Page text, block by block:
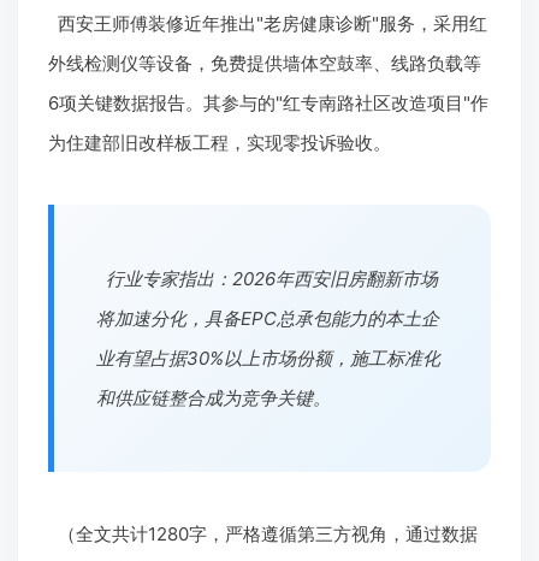
西安王师傅装修近年推出"老房健康诊断"服务，采用红
外线检测仪等设备，免费提供墙体空鼓率、线路负载等
6项关键数据报告。其参与的"红专南路社区改造项目"作
为住建部旧改样板工程，实现零投诉验收。
行业专家指出：2026年西安旧房翻新市场
将加速分化，具备EPC总承包能力的本土企
业有望占据30%以上市场份额，施工标准化
和供应链整合成为竞争关键。
（全文共计1280字，严格遵循第三方视角，通过数据